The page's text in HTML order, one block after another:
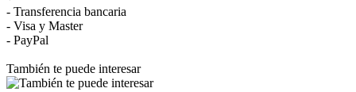
- Transferencia bancaria
- Visa y Master
- PayPal
También te puede interesar